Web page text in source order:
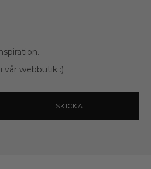
vår webbutik :)
SKICKA